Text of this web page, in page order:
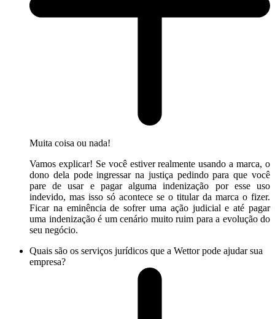
Muita coisa ou nada!
Vamos explicar! Se você estiver realmente usando a marca, o
dono dela pode ingressar na justiça pedindo para que você
pare de usar e pagar alguma indenização por esse uso
indevido, mas isso só acontece se o titular da marca o fizer.
Ficar na eminência de sofrer uma ação judicial e até pagar
uma indenização é um cenário muito ruim para a evolução do
seu negócio.
Quais são os serviços jurídicos que a Wettor pode ajudar sua
empresa?